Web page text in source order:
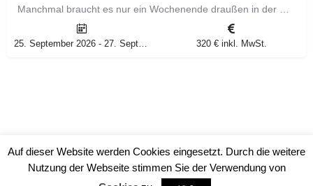
Manchmal braucht es nur ein Wochenende draußen in der Natur, um wieder Boden unter den Füßen zu spüren. Du…
25. September 2026 - 27. September 2026 320 € inkl. MwSt.
Auf dieser Website werden Cookies eingesetzt. Durch die weitere
Nutzung der Webseite stimmen Sie der Verwendung von